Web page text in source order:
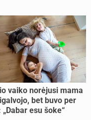
vaiko norėjusi mama
bet buvo per
„Dabar esu šoke“